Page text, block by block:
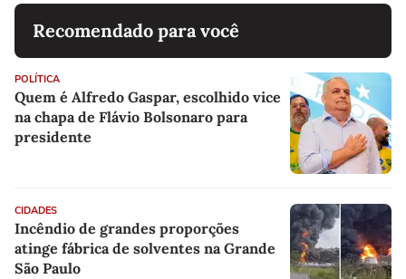
Recomendado para você
POLÍTICA
Quem é Alfredo Gaspar, escolhido vice
na chapa de Flávio Bolsonaro para
presidente
CIDADES
Incêndio de grandes proporções
atinge fábrica de solventes na Grande
São Paulo